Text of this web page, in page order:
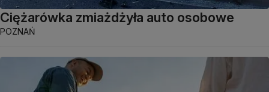
Ciężarówka zmiażdżyła auto osobowe
POZNAŃ